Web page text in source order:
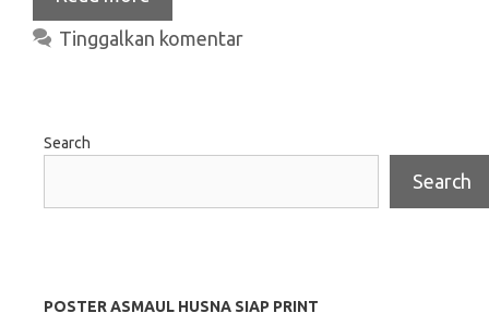
Tinggalkan komentar
Search
Search
POSTER ASMAUL HUSNA SIAP PRINT